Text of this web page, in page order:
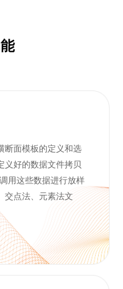
断面模板的定义和选
义好的数据文件拷贝
用这些数据进行放样
交点法、元素法文